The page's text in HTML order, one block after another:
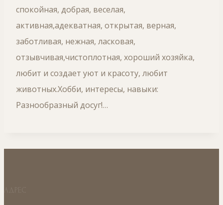
спокойная, добрая, веселая,
активная,адекватная, открытая, верная,
заботливая, нежная, ласковая,
отзывчивая,чистоплотная, хороший хозяйка,
любит и создает уют и красоту, любит
животных.Хобби, интересы, навыки:
Разнообразный досуг!…